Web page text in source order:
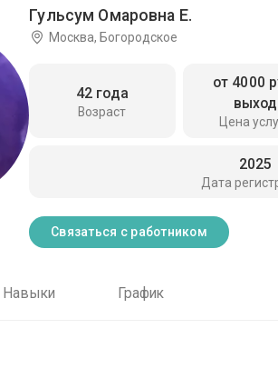
Гульсум Омаровна Е.
Москва, Богородское
Возраст
42 года
Цена
от 4000
выход
Дата
2025
Связаться с работником
Навыки График